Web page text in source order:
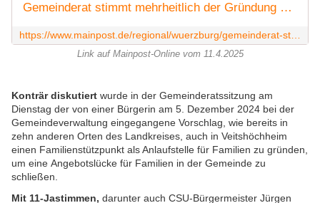
Gemeinderat stimmt mehrheitlich der Gründung eines Familienstützpunktes zu
Link auf Mainpost-Online vom 11.4.2025
Konträr diskutiert wurde in der Gemeinderatssitzung am
Dienstag der von einer Bürgerin am 5. Dezember 2024 bei der
Gemeindeverwaltung eingegangene Vorschlag, wie bereits in
zehn anderen Orten des Landkreises, auch in Veitshöchheim
einen Familienstützpunkt als Anlaufstelle für Familien zu gründen,
um eine Angebotslücke für Familien in der Gemeinde zu
schließen.
Mit 11-Jastimmen, darunter auch CSU-Bürgermeister Jürgen